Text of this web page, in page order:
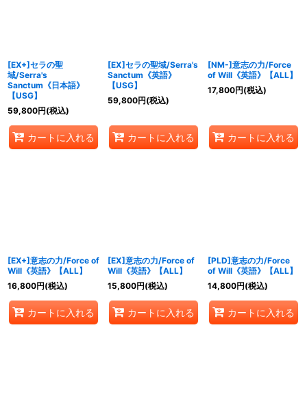
[EX+]セラの聖
域/Serra's
Sanctum《日本語》
【USG】
59,800円(税込)
カートに入れる
[EX]セラの聖域/Serra's
Sanctum《英語》
【USG】
59,800円(税込)
カートに入れる
[NM-]意志の力/Force
of Will《英語》【ALL】
17,800円(税込)
カートに入れる
[EX+]意志の力/Force of
Will《英語》【ALL】
16,800円(税込)
カートに入れる
[EX]意志の力/Force of
Will《英語》【ALL】
15,800円(税込)
カートに入れる
[PLD]意志の力/Force
of Will《英語》【ALL】
14,800円(税込)
カートに入れる